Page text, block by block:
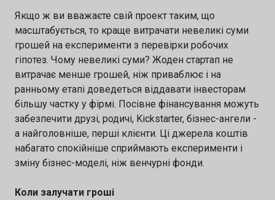
Якщо ж ви вважаєте свій проект таким, що
масштабується, то краще витрачати невеликі суми
грошей на експерименти з перевірки робочих
гіпотез. Чому невеликі суми? Жоден стартап не
витрачає менше грошей, ніж приваблює і на
ранньому етапі доведеться віддавати інвесторам
більшу частку у фірмі. Посівне фінансування можуть
забезпечити друзі, родичі, Kickstarter, бізнес-ангели -
а найголовніше, перші клієнти. Ці джерела коштів
набагато спокійніше сприймають експерименти і
зміну бізнес-моделі, ніж венчурні фонди.
Коли залучати гроші